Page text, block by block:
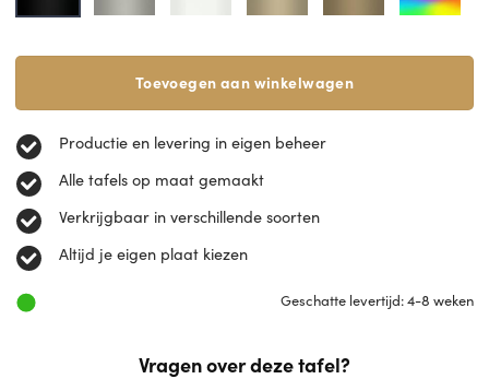
Toevoegen aan winkelwagen
Productie en levering in eigen beheer
Alle tafels op maat gemaakt
Verkrijgbaar in verschillende soorten
Altijd je eigen plaat kiezen
Geschatte levertijd: 4-8 weken
Vragen over deze tafel?